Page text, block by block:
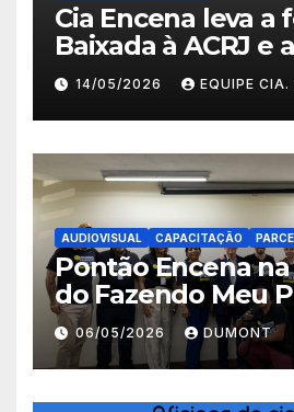
Cia Encena leva a
Baixada à ACRJ e
inscrições para a
Fazendo Meu
em Nova Iguaçu
14/05/2026 EQUIPE CIA.
AUDIOVISUAL CAPACITAÇÃO
Pontão Encena
do Fazendo Meu
Filme no Degase
Roxo e reforça as
abertas em Nova
06/05/2026 DUMONT